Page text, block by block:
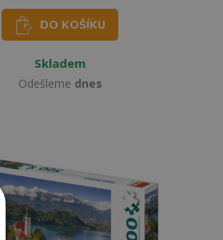
DO KOŠÍKU
Skladem
Odešleme dnes